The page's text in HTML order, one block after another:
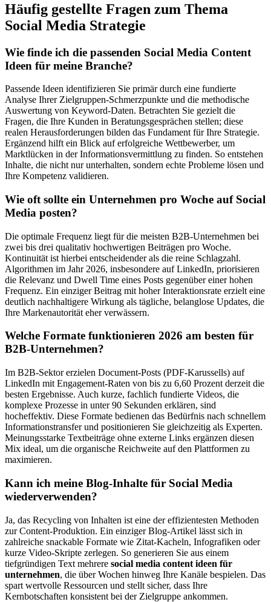
Häufig gestellte Fragen zum Thema
Social Media Strategie
Wie finde ich die passenden Social Media Content
Ideen für meine Branche?
Passende Ideen identifizieren Sie primär durch eine fundierte
Analyse Ihrer Zielgruppen-Schmerzpunkte und die methodische
Auswertung von Keyword-Daten. Betrachten Sie gezielt die
Fragen, die Ihre Kunden in Beratungsgesprächen stellen; diese
realen Herausforderungen bilden das Fundament für Ihre Strategie.
Ergänzend hilft ein Blick auf erfolgreiche Wettbewerber, um
Marktlücken in der Informationsvermittlung zu finden. So entstehen
Inhalte, die nicht nur unterhalten, sondern echte Probleme lösen und
Ihre Kompetenz validieren.
Wie oft sollte ein Unternehmen pro Woche auf Social
Media posten?
Die optimale Frequenz liegt für die meisten B2B-Unternehmen bei
zwei bis drei qualitativ hochwertigen Beiträgen pro Woche.
Kontinuität ist hierbei entscheidender als die reine Schlagzahl.
Algorithmen im Jahr 2026, insbesondere auf LinkedIn, priorisieren
die Relevanz und Dwell Time eines Posts gegenüber einer hohen
Frequenz. Ein einziger Beitrag mit hoher Interaktionsrate erzielt eine
deutlich nachhaltigere Wirkung als tägliche, belanglose Updates, die
Ihre Markenautorität eher verwässern.
Welche Formate funktionieren 2026 am besten für
B2B-Unternehmen?
Im B2B-Sektor erzielen Document-Posts (PDF-Karussells) auf
LinkedIn mit Engagement-Raten von bis zu 6,60 Prozent derzeit die
besten Ergebnisse. Auch kurze, fachlich fundierte Videos, die
komplexe Prozesse in unter 90 Sekunden erklären, sind
hocheffektiv. Diese Formate bedienen das Bedürfnis nach schnellem
Informationstransfer und positionieren Sie gleichzeitig als Experten.
Meinungsstarke Textbeiträge ohne externe Links ergänzen diesen
Mix ideal, um die organische Reichweite auf den Plattformen zu
maximieren.
Kann ich meine Blog-Inhalte für Social Media
wiederverwenden?
Ja, das Recycling von Inhalten ist eine der effizientesten Methoden
zur Content-Produktion. Ein einziger Blog-Artikel lässt sich in
zahlreiche snackable Formate wie Zitat-Kacheln, Infografiken oder
kurze Video-Skripte zerlegen. So generieren Sie aus einem
tiefgründigen Text mehrere social media content ideen für
unternehmen, die über Wochen hinweg Ihre Kanäle bespielen. Das
spart wertvolle Ressourcen und stellt sicher, dass Ihre
Kernbotschaften konsistent bei der Zielgruppe ankommen.